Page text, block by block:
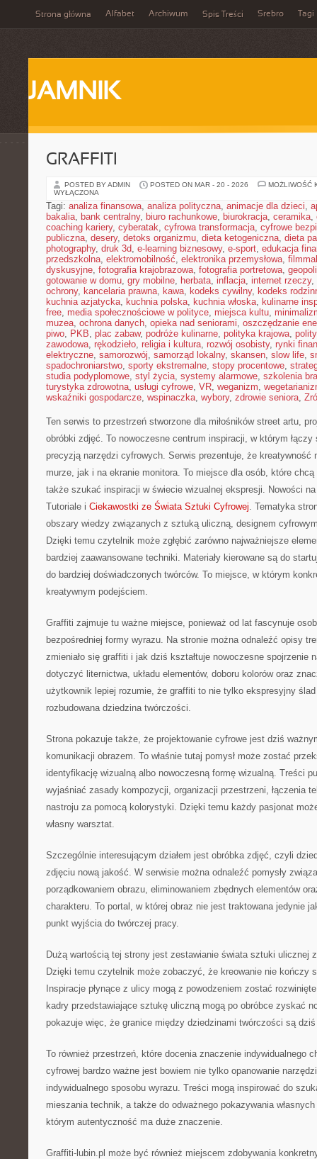
Strona główna Alfabet Archiwum Spis Treści Srebro Tagi
JAMNIK
GRAFFITI
POSTED BY ADMIN POSTED ON MAR - 20 - 2026
MOŻLIWOŚĆ
WYŁĄCZONA
Tagi: analiza finansowa, analiza polityczna, animacje dla dzieci,
bakalia, bank centralny, biuro rachunkowe, biurokracja, ceramika,
coaching kariery, cyberatak, cyfrowa transformacja, cyfrowe
publiczna, desery, detoks organizmu, dieta ketogeniczna, dieta
photography, druk 3d, e-learning biznesowy, e-sport, edukacja
przedszkolna, elektromobilność, elektronika przemysłowa,
dyskusyjne, fotografia krajobrazowa, fotografia portretowa,
gotowanie w domu, gry mobilne, herbata, inflacja, internet rzeczy,
ochrony, kancelaria prawna, kawa, kodeks cywilny, kodeks
kuchnia azjatycka, kuchnia polska, kuchnia włoska, kulinarne
free, media społecznościowe w polityce, miejsca kultu,
muzea, ochrona danych, opieka nad seniorami, oszczędzanie
piwo, PKB, plac zabaw, podróże kulinarne, polityka krajowa,
zawodowa, rękodzieło, religia i kultura, rozwój osobisty, rynki
elektryczne, samorozwój, samorząd lokalny, skansen, slow life,
spadochroniarstwo, sporty ekstremalne, stopy procentowe,
studia podyplomowe, styl życia, systemy alarmowe, szkolenia
turystyka zdrowotna, usługi cyfrowe, VR, weganizm,
wskaźniki gospodarcze, wspinaczka, wybory, zdrowie seniora,
Ten serwis to przestrzeń stworzone dla miłośników street artu,
obróbki zdjęć. To nowoczesne centrum inspiracji, w którym
precyzją narzędzi cyfrowych. Serwis prezentuje, że kreatywność
murze, jak i na ekranie monitora. To miejsce dla osób, które
także szukać inspiracji w świecie wizualnej ekspresji. Nowości
Tutoriale i Ciekawostki ze Świata Sztuki Cyfrowej. Tematyka
obszary wiedzy związanych z sztuką uliczną, designem
Dzięki temu czytelnik może zgłębić zarówno najważniejsze
bardziej zaawansowane techniki. Materiały kierowane są do
do bardziej doświadczonych twórców. To miejsce, w którym
kreatywnym podejściem.
Graffiti zajmuje tu ważne miejsce, ponieważ od lat fascynuje
bezpośredniej formy wyrazu. Na stronie można odnaleźć opisy
zmieniało się graffiti i jak dziś kształtuje nowoczesne spojrzenie
dotyczyć liternictwa, układu elementów, doboru kolorów oraz
użytkownik lepiej rozumie, że graffiti to nie tylko ekspresyjny
rozbudowana dziedzina twórczości.
Strona pokazuje także, że projektowanie cyfrowe jest dziś
komunikacji obrazem. To właśnie tutaj pomysł może zostać
identyfikację wizualną albo nowoczesną formę wizualną. Treści
wyjaśniać zasady kompozycji, organizacji przestrzeni, łączenia
nastroju za pomocą kolorystyki. Dzięki temu każdy pasjonat
własny warsztat.
Szczególnie interesującym działem jest obróbka zdjęć, czyli
zdjęciu nową jakość. W serwisie można odnaleźć pomysły
porządkowaniem obrazu, eliminowaniem zbędnych elementów
charakteru. To portal, w której obraz nie jest traktowana jedynie
punkt wyjścia do twórczej pracy.
Dużą wartością tej strony jest zestawianie świata sztuki ulicznej
Dzięki temu czytelnik może zobaczyć, że kreowanie nie kończy
Inspiracje płynące z ulicy mogą z powodzeniem zostać
kadry przedstawiające sztukę uliczną mogą po obróbce zyskać
pokazuje więc, że granice między dziedzinami twórczości są dziś
To również przestrzeń, które docenia znaczenie indywidualnego
cyfrowej bardzo ważne jest bowiem nie tylko opanowanie
indywidualnego sposobu wyrazu. Treści mogą inspirować do
mieszania technik, a także do odważnego pokazywania
którym autentyczność ma duże znaczenie.
Graffiti-lubin.pl może być również miejscem zdobywania